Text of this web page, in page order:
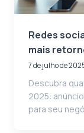
Redes
mais
7 de julho de
Descubra
2025:
para seu